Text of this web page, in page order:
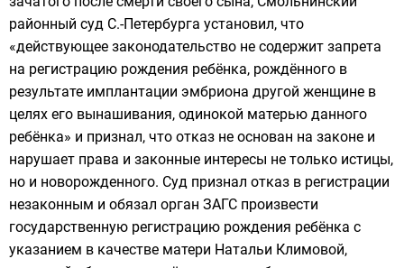
районный суд С.-Петербурга установил, что
«действующее законодательство не содержит запрета
на регистрацию рождения ребёнка, рождённого в
результате имплантации эмбриона другой женщине в
целях его вынашивания, одинокой матерью данного
ребёнка» и признал, что отказ не основан на законе и
нарушает права и законные интересы не только истицы,
но и новорожденного. Суд признал отказ в регистрации
незаконным и обязал орган ЗАГС произвести
государственную регистрацию рождения ребёнка с
указанием в качестве матери Натальи Климовой,